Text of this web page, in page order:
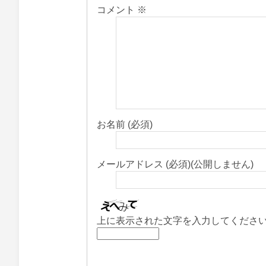
コメント ※
お名前 (必須)
メールアドレス (必須)(公開しません)
上に表示された文字を入力してくださ